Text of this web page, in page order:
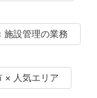
施設管理の業務
× 人気エリア